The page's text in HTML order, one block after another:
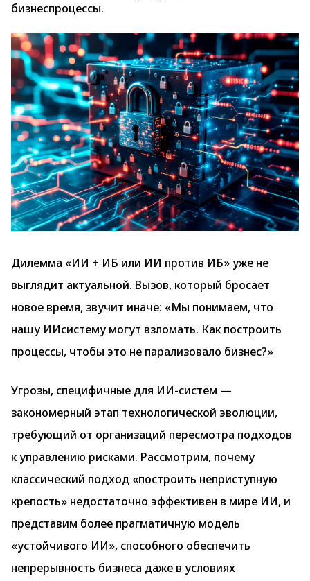
бизнеспроцессы.
Дилемма «ИИ + ИБ или ИИ против ИБ» уже не
выглядит актуальной. Вызов, который бросает
новое время, звучит иначе: «Мы понимаем, что
нашу ИИсистему могут взломать. Как построить
процессы, чтобы это не парализовало бизнес?»
Угрозы, специфичные для ИИ-систем —
закономерный этап технологической эволюции,
требующий от организаций пересмотра подходов
к управлению рисками. Рассмотрим, почему
классический подход «построить неприступную
крепость» недостаточно эффективен в мире ИИ, и
представим более прагматичную модель
«устойчивого ИИ», способного обеспечить
непрерывность бизнеса даже в условиях